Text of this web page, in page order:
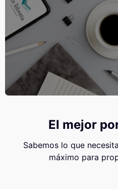
El mejor
Sabemos lo que
máximo para